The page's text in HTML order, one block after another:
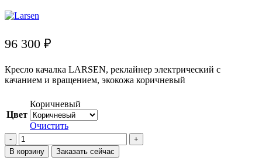
96 300 ₽
Кресло качалка LARSEN, реклайнер электрический с
качанием и вращением, экокожа коричневый
Цвет
Коричневый
Очистить
Количество
товара
Кресло
В корзину Заказать сейчас